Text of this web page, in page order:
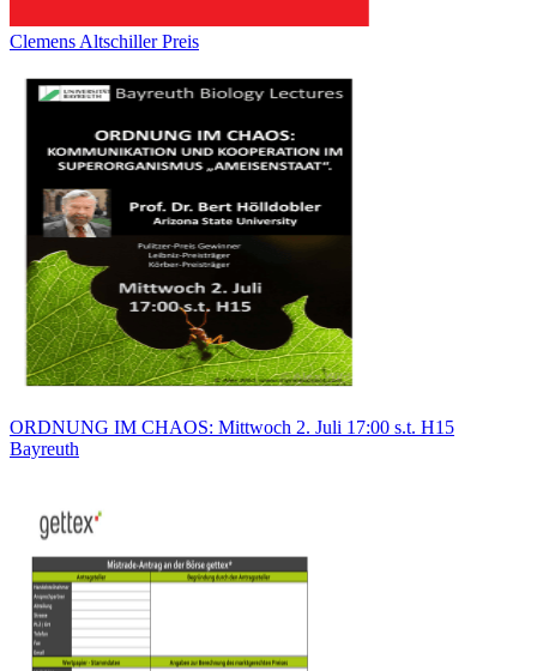
Clemens Altschiller Preis
ORDNUNG IM CHAOS: Mittwoch 2. Juli 17:00 s.t. H15
Bayreuth